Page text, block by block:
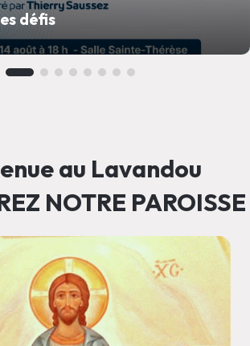
défis
au Lavandou
NOTRE PAROISSE